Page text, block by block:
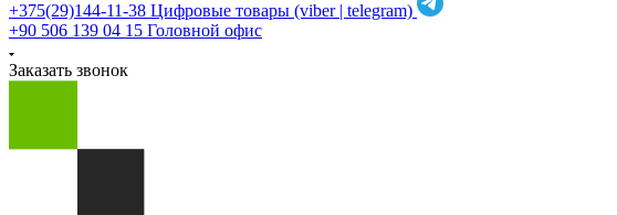
+375(29)144-11-38 Цифровые товары (viber | telegram)
+90 506 139 04 15 Головной офис
Заказать звонок